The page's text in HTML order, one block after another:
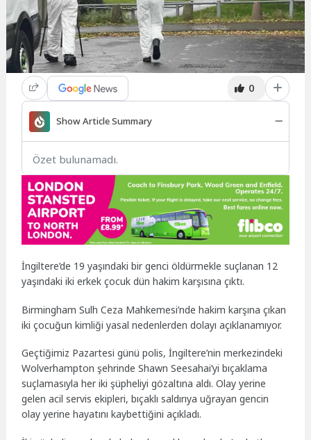
0
Show Article Summary
Özet bulunamadı.
İngiltere’de 19 yaşındaki bir genci öldürmekle suçlanan 12
yaşındaki iki erkek çocuk dün hakim karşısına çıktı.
Birmingham Sulh Ceza Mahkemesi’nde hakim karşına çıkan
iki çocuğun kimliği yasal nedenlerden dolayı açıklanamıyor.
Geçtiğimiz Pazartesi günü polis, İngiltere’nin merkezindeki
Wolverhampton şehrinde Shawn Seesahai’yi bıçaklama
suçlamasıyla her iki şüpheliyi gözaltına aldı. Olay yerine
gelen acil servis ekipleri, bıçaklı saldırıya uğrayan gencin
olay yerine hayatını kaybettiğini açıkladı.